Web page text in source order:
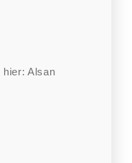
hier: Alsan